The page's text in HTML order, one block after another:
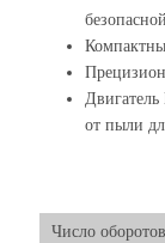
Двигатель
от пыли
Число